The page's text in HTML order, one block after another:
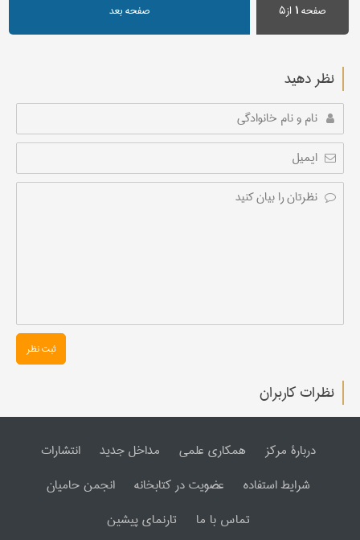
صفحه۱ از۵ صفحه بعد
نظر دهید
ثبت نظر
نظرات کاربران
دربارۀ مرکز همکاری علمی مداخل جدید
انتشارات
شرایط استفاده
عضویت در کتابخانه
انجمن حامیان
تماس با ما
تارنمای پیشین